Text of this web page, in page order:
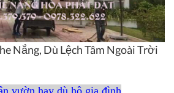
Nắng, Dù Lệch Tâm Ngoài Trời
vườn hay dù hộ gia đình